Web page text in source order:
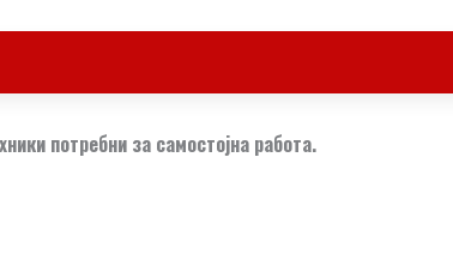
потребни за самостојна работа.